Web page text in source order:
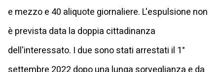
e mezzo e 40 aliquote giornaliere. L'espulsione non
è prevista data la doppia cittadinanza
dell'interessato. I due sono stati arrestati il 1°